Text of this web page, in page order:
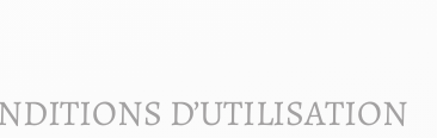
D’UTILISATION